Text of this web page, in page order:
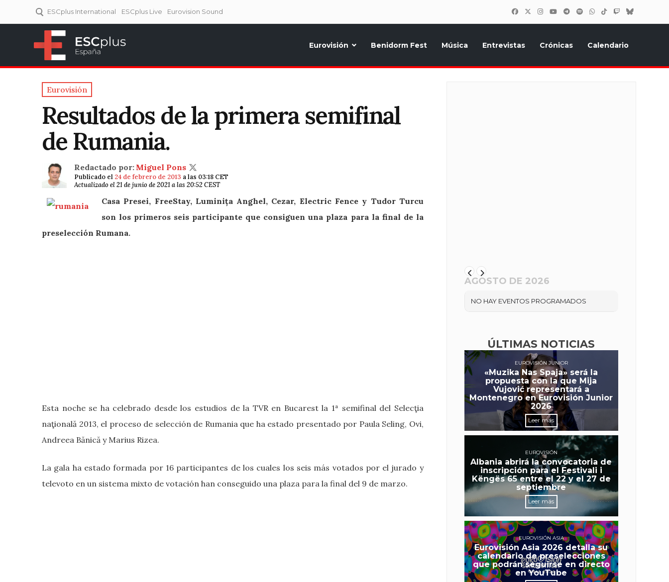
ESCplus International ESCplus Live Eurovision Sound
Eurovisión Benidorm Fest Música Entrevistas Crónicas Calendario
Eurovisión
Resultados de la primera semifinal
de Rumania.
Redactado por: Miguel Pons
Publicado el 24 de febrero de 2013 a las 03:18 CET
Actualizado el 21 de junio de 2021 a las 20:52 CEST
Casa Presei, FreeStay, Luminița Anghel, Cezar, Electric Fence y Tudor Turcu
son los primeros seis participante que consiguen una plaza para la final de la
preselección Rumana.
Esta noche se ha celebrado desde los estudios de la TVR en Bucarest la 1ª semifinal del Selecţia
naţională 2013, el proceso de selección de Rumania que ha estado presentado por Paula Seling, Ovi,
Andreea Bănică y Marius Rizea.
La gala ha estado formada por 16 participantes de los cuales los seis más votados por el jurado y
televoto en un sistema mixto de votación han conseguido una plaza para la final del 9 de marzo.
AGOSTO DE 2026
NO HAY EVENTOS PROGRAMADOS
ÚLTIMAS NOTICIAS
EUROVISIÓN JUNIOR
«Muzika Nas Spaja» será la
propuesta con la que Mija
Vujović representará a
Montenegro en Eurovisión Junior
2026
Leer más
EUROVISIÓN
Albania abrirá la convocatoria de
inscripción para el Festivali i
Këngës 65 entre el 22 y el 27 de
septiembre
Leer más
EUROVISIÓN ASIA
Eurovisión Asia 2026 detalla su
calendario de preselecciones
que podrán seguirse en directo
en YouTube